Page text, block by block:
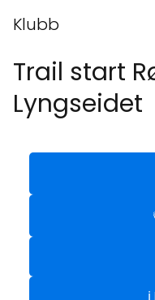
Klubb
Trail start
Lyngseidet